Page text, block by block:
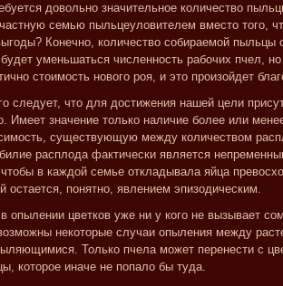
довольно значительное количество
семью пыльцеуловителем вместо того,
Конечно, количество собираемой пыльцы
уменьшаться численность рабочих пчел,
стоимость нового роя, и это произойдет
следует, что для достижения нашей цели
Имеет значение только наличие более или
существующую между количеством
расплода фактически является
в каждой семье откладывала яйца
остается, понятно, явлением эпизодическим.
цветков уже ни у кого не вызывает
некоторые случаи опыления между
Только пчела может перенести с
которое иначе не попало бы туда.